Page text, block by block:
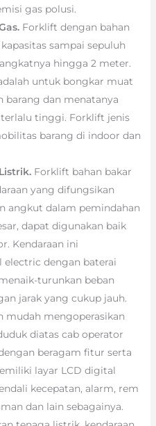
gas polusi.
Forklift dengan bahan
sampai sepuluh
hingga 2 meter.
untuk bongkar muat
barang dan menatanya
tinggi. Forklift jenis
barang di indoor dan
Forklift bahan bakar
yang difungsikan
angkut dalam pemindahan
dapat digunakan baik
Kendaraan ini
electric dengan baterai
turunkan beban
jarak yang cukup jauh.
mudah mengoperasikan
diatas cab operator
beragam fitur serta
layar LCD digital
kecepatan, alarm, rem
dan lain sebagainya.